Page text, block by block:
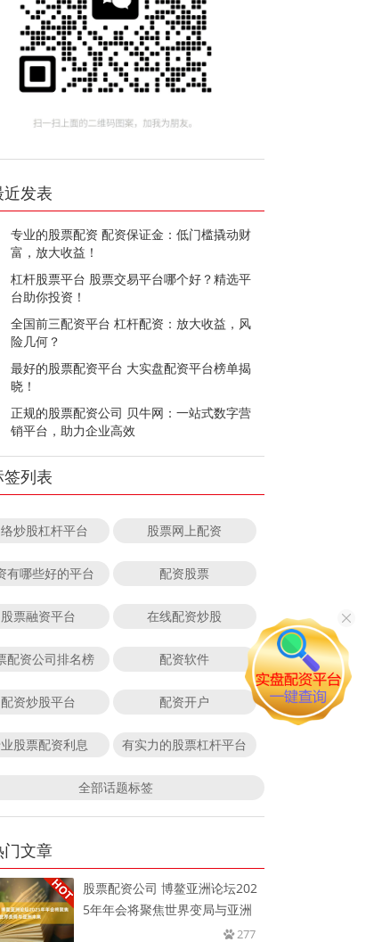
近发表
专业的股票配资 配资保证金：低门槛撬动财
富，放大收益！
杠杆股票平台 股票交易平台哪个好？精选平
台助你投资！
全国前三配资平台 杠杆配资：放大收益，风
险几何？
最好的股票配资平台 大实盘配资平台榜单揭
晓！
正规的股票配资公司 贝牛网：一站式数字营
销平台，助力企业高效
签列表
炒股杠杆平台 股票网上配资
有哪些好的平台 配资股票
股票融资平台 在线配资炒股
配资公司排名榜 配资软件
配资炒股平台 配资开户
股票配资利息 有实力的股票杠杆平台
全部话题标签
门文章
股票配资公司 博鳌亚洲论坛202
5年年会将聚焦世界变局与亚洲
277